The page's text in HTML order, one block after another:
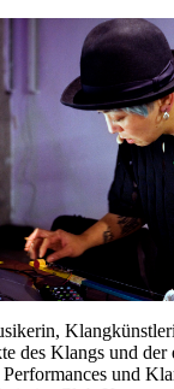
des Klangs und der
und